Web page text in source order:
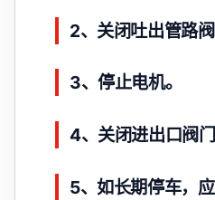
2、关闭吐出管路阀
3、停止电机。
4、关闭进出口阀门
5、如长期停车，